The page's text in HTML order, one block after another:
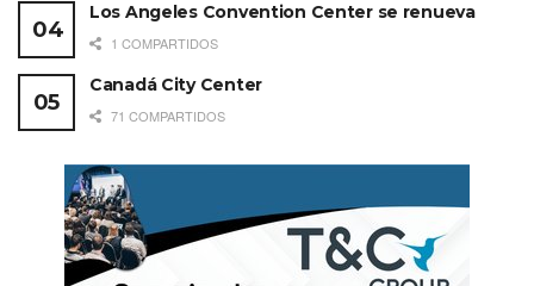
Los Angeles Convention Center se renueva
1 COMPARTIDOS
Canadá City Center
71 COMPARTIDOS